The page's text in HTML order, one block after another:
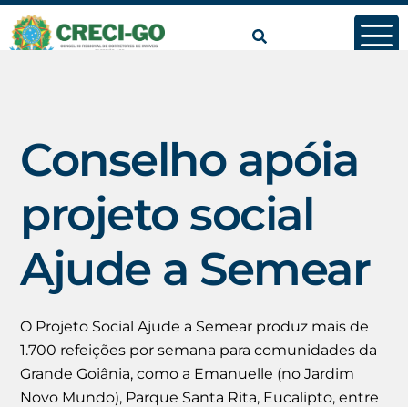
conteúdo
Conselho apóia
projeto social
Ajude a Semear
O Projeto Social Ajude a Semear produz mais de
1.700 refeições por semana para comunidades da
Grande Goiânia, como a Emanuelle (no Jardim
Novo Mundo), Parque Santa Rita, Eucalipto, entre